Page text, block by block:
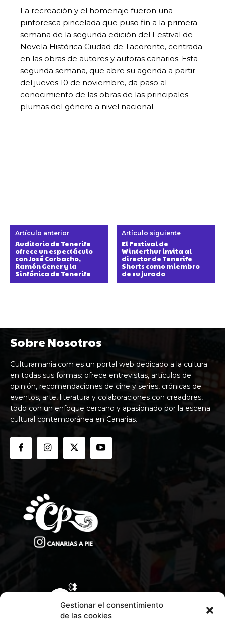
Gestionar el consentimiento
de las cookies
La recreación y el homenaje fueron una
pintoresca pincelada que puso fin a la primera
semana de la segunda edición del Festival de
Novela Histórica Ciudad de Tacoronte, centrada
en las obras de autores y autoras canarios. Esta
segunda semana, que abre su agenda a partir
del jueves 10 de noviembre, da paso al
conocimiento de las obras de las principales
plumas del género a nivel nacional.
Artículo anterior
Auditorio de Tenerife
ofrece un espectáculo
con José Corbacho,
Ramón Gener y la
Sinfónica de Tenerife
Artículo siguiente
El Festival de
Winterthur invita al
director de Tenerife
Shorts como miembro
de su jurado
Sobre Nosotros
Culturamania.com es un portal web dedicado a la cultura
en todas sus formas: ofrece entrevistas, artículos de
opinión, recomendaciones de cine y series, crónicas de
eventos, arte, literatura y colaboraciones con creadores,
todo con un enfoque cercano y apasionado por la escena
cultural contemporánea en Canarias.